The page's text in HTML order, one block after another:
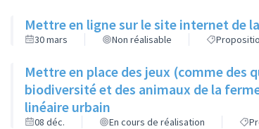
Mettre en ligne sur le site internet de
30 mars Non réalisable
Mettre en place des jeux (comme des
biodiversité et des animaux de la
linéaire urbain
08 déc. En cours de réalisation